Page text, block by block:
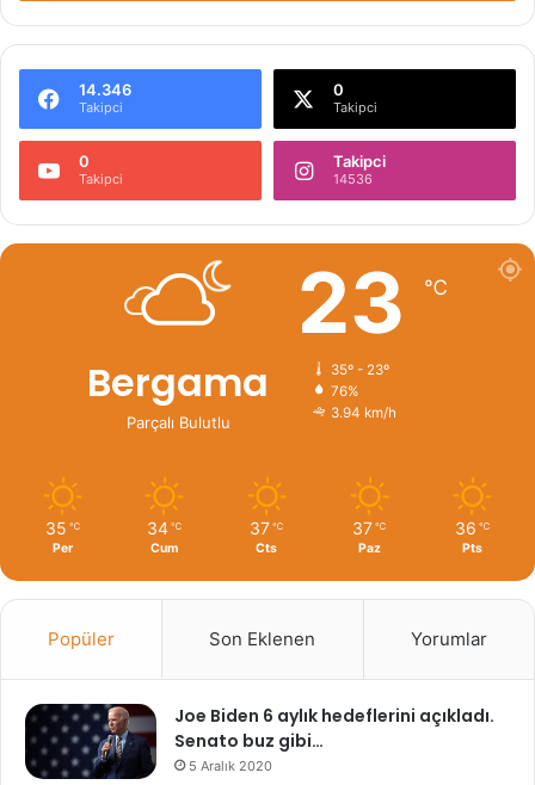
14.346
Takipci
0
Takipci
0
Takipci
Takipci
14536
Bergama
Parçalı Bulutlu
23 ℃
35º - 23º
76%
3.94 km/h
35 ℃
Per
34 ℃
Cum
37 ℃
Cts
37 ℃
Paz
36 ℃
Pts
Popüler Son Eklenen Yorumlar
Joe Biden 6 aylık hedeflerini açıkladı.
Senato buz gibi…
5 Aralık 2020